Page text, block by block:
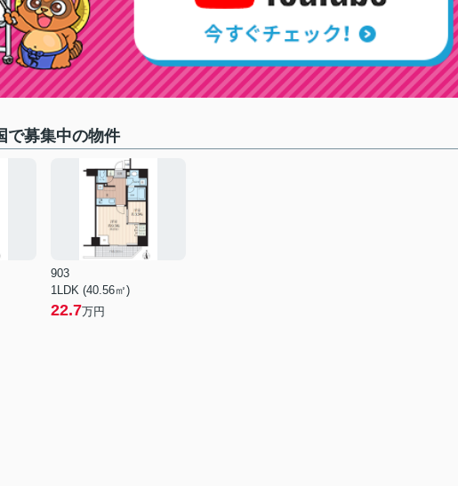
で募集中の物件
903
1LDK (40.56㎡)
22.7万円